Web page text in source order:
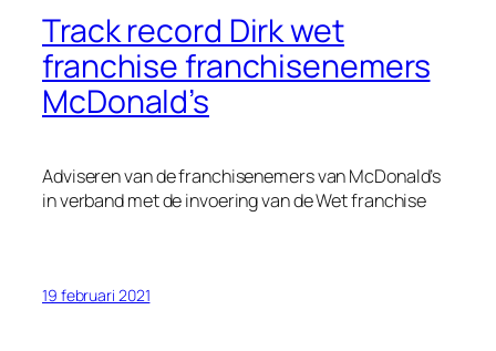
Track record Dirk wet
franchise franchisenemers
McDonald’s
Adviseren van de franchisenemers van McDonald’s
in verband met de invoering van de Wet franchise
19 februari 2021